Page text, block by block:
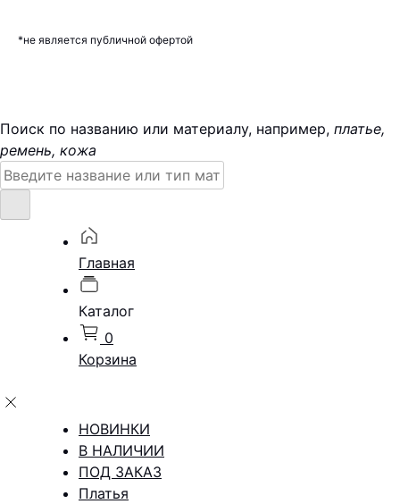
*не является публичной офертой
Поиск по названию или материалу, например, платье,
ремень, кожа
Поиск:
Главная
Каталог
0
Корзина
НОВИНКИ
В НАЛИЧИИ
ПОД ЗАКАЗ
Платья